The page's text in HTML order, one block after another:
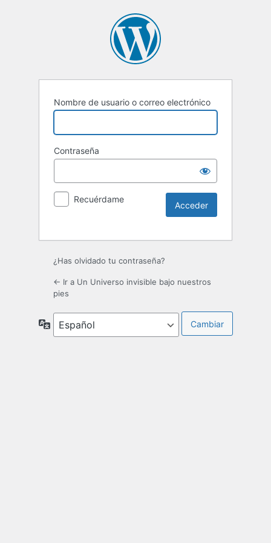
Nombre de usuario o correo electrónico
Contraseña
Recuérdame
¿Has olvidado tu contraseña?
← Ir a Un Universo invisible bajo nuestros
pies
Idioma